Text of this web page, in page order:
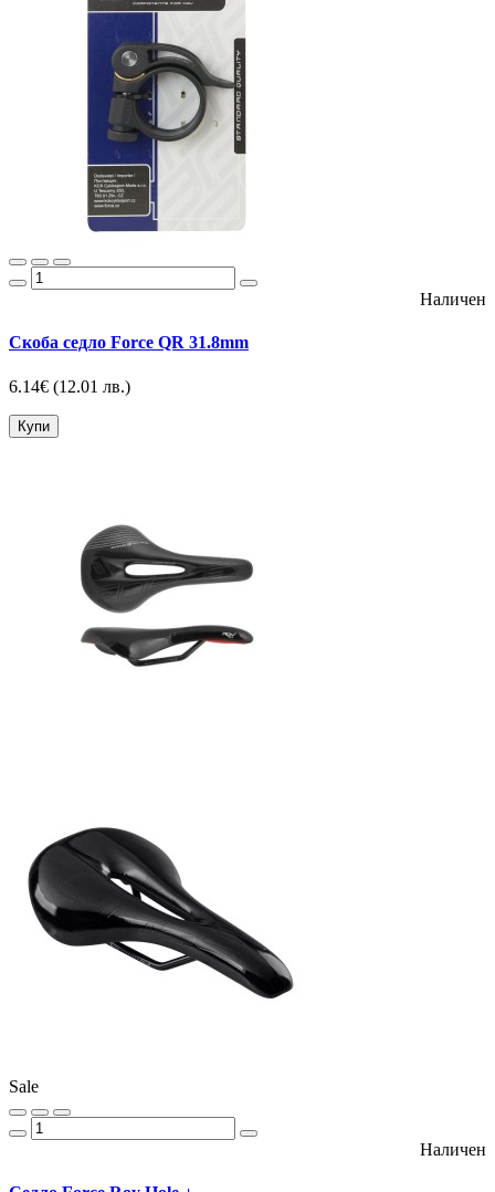
Наличен
Скоба седло Force QR 31.8mm
6.14€ (12.01 лв.)
Купи
Sale
Наличен